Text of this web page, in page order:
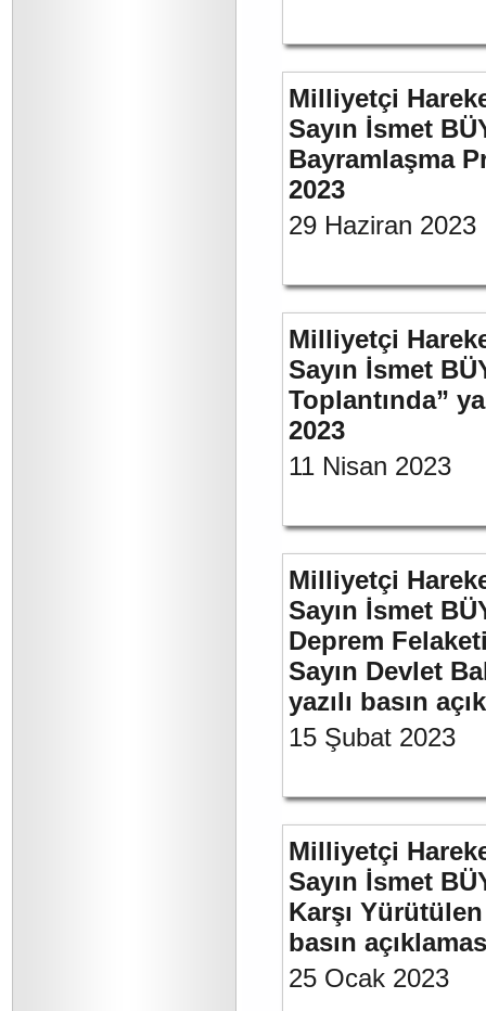
Milliyetçi
Sayın İsmet
Bayramlaşma
2023
29 Haziran 2023
Milliyetçi
Sayın İsmet
Toplantında”
2023
11 Nisan 2023
Milliyetçi
Sayın İsmet
Deprem
Sayın Devlet
yazılı basın
15 Şubat 2023
Milliyetçi
Sayın İsmet
Karşı Yürütülen
basın
25 Ocak 2023